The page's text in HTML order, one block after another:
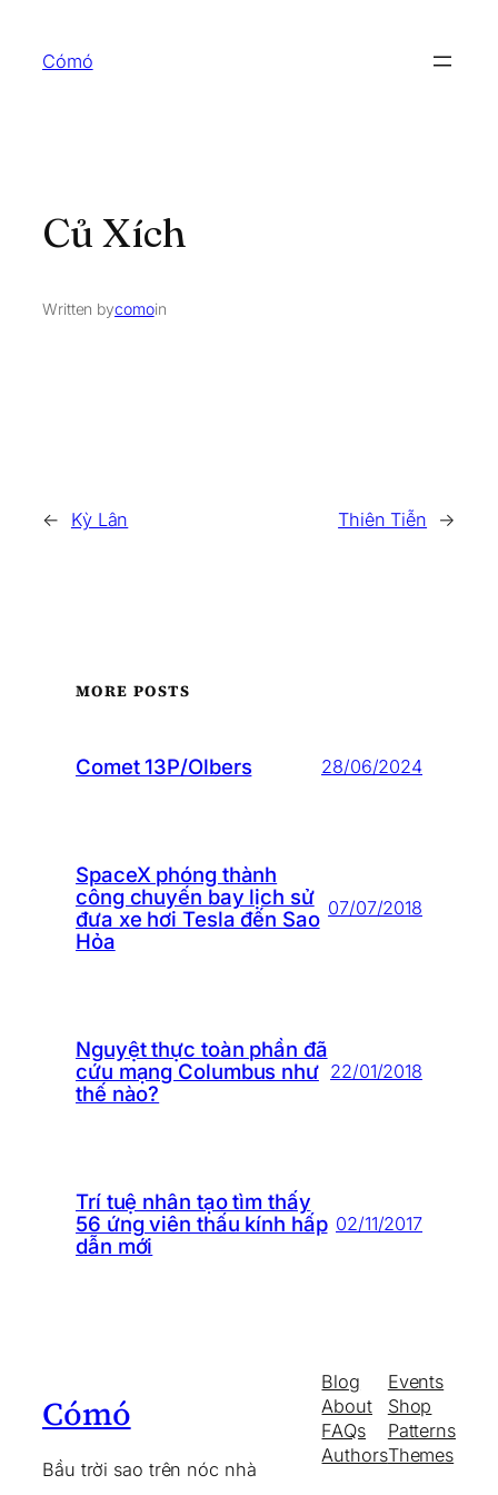
content
Cómó
Củ Xích
Written bycomoin
← Kỳ Lân Thiên Tiễn →
MORE POSTS
Comet 13P/Olbers 28/06/2024
SpaceX phóng thành
công chuyến bay lịch sử
đưa xe hơi Tesla đến Sao
Hỏa
07/07/2018
Nguyệt thực toàn phần đã
cứu mạng Columbus như
thế nào?
22/01/2018
Trí tuệ nhân tạo tìm thấy
56 ứng viên thấu kính hấp
dẫn mới
02/11/2017
Cómó
Bầu trời sao trên nóc nhà
Blog
About
FAQs
Authors
Events
Shop
Patterns
Themes